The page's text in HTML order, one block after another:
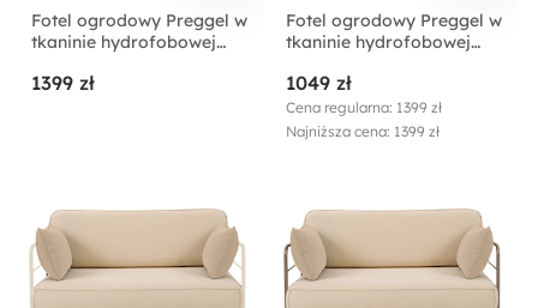
Fotel ogrodowy Preggel w
tkaninie hydrofobowej
1399 zł
Fotel ogrodowy Preggel w
tkaninie hydrofobowej
1049 zł
Cena regularna: 1399 zł
Najniższa cena: 1399 zł